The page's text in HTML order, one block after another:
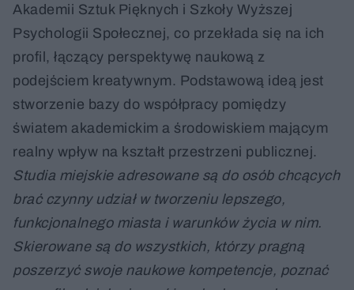
Akademii Sztuk Pięknych i Szkoły Wyższej
Psychologii Społecznej, co przekłada się na ich
profil, łączący perspektywę naukową z
podejściem kreatywnym. Podstawową ideą jest
stworzenie bazy do współpracy pomiędzy
światem akademickim a środowiskiem mającym
realny wpływ na kształt przestrzeni publicznej.
Studia miejskie adresowane są do osób chcących
brać czynny udział w tworzeniu lepszego,
funkcjonalnego miasta i warunków życia w nim.
Skierowane są do wszystkich, którzy pragną
poszerzyć swoje naukowe kompetencje, poznać